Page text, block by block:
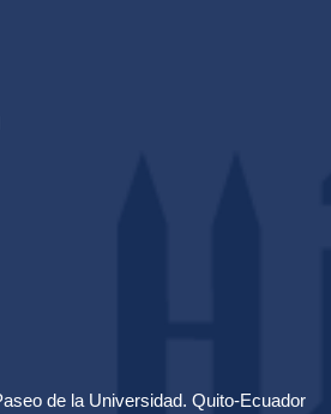
de la Universidad. Quito-Ecuador